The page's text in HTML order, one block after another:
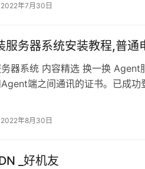
2022年7月30日
服务器系统安装教程,普通
器系统 内容精选 换一换 Agent
端之间通讯的证书。已成功
2022年8月30日
_好机友